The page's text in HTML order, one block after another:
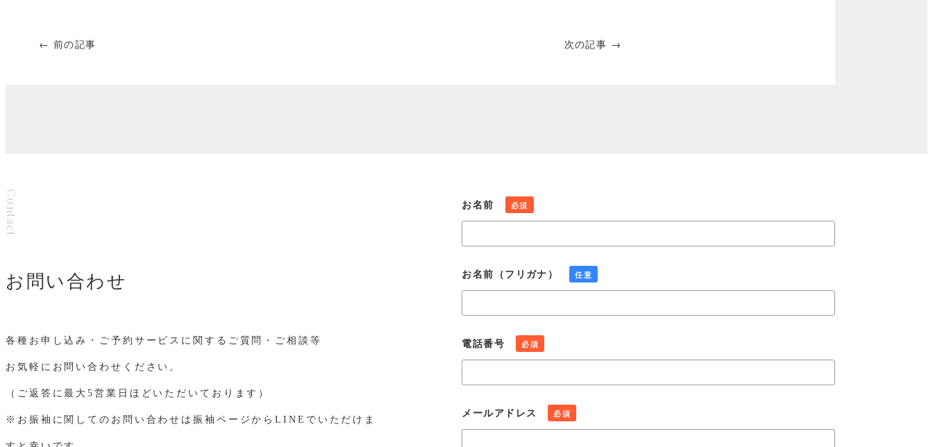
← 前の記事 次の記事 →
Contact
お問い合わせ
各種お申し込み・ご予約サービスに関するご質問・ご相談等
お気軽にお問い合わせください。
（ご返答に最大5営業日ほどいただいております）
※お振袖に関してのお問い合わせは振袖ページからLINEでいただけま
お名前 必須
お名前（フリガナ） 任意
電話番号 必須
メールアドレス 必須